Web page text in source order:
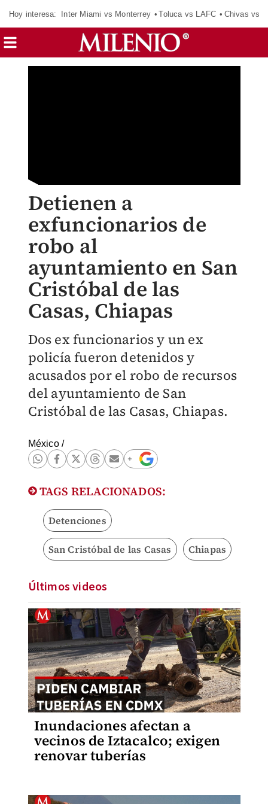
Hoy interesa: Inter Miami vs Monterrey Toluca vs LAFC Chivas vs
Detienen a
exfuncionarios de
robo al
ayuntamiento en San
Cristóbal de las
Casas, Chiapas
Dos ex funcionarios y un ex
policía fueron detenidos y
acusados por el robo de recursos
del ayuntamiento de San
Cristóbal de las Casas, Chiapas.
México/
TAGS RELACIONADOS:
Detenciones
San Cristóbal de las Casas Chiapas
Últimos videos
Inundaciones afectan a
vecinos de Iztacalco; exigen
renovar tuberías